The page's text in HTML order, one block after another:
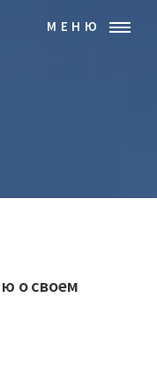
МЕНЮ
о своем